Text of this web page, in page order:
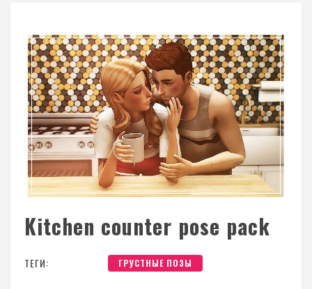
Kitchen counter pose pack
ТЕГИ: ГРУСТНЫЕ ПОЗЫ